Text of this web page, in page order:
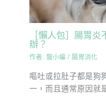
［懶人包］腸胃
辦？
作者: 寵小編 / 腸胃消化
嘔吐或拉肚子都是狗
一，而且通常原因就